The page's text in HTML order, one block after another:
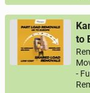
to
-